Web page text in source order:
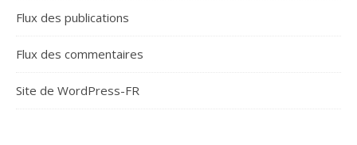
Flux des publications
Flux des commentaires
Site de WordPress-FR